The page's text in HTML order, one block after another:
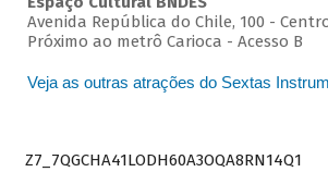
Avenida República do Chile, 100 -
Próximo ao metrô Carioca - Acesso B
Veja as outras atrações do Sextas
Z7_7QGCHA41LODH60A3OQA8RN14Q1